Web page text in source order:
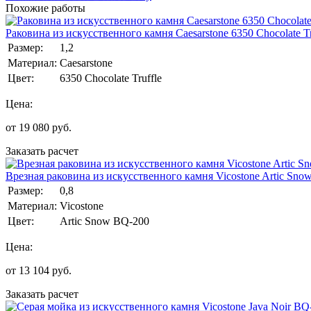
Похожие работы
Раковина из искусственного камня Caesarstone 6350 Chocolate
Размер:
1,2
Материал: Caesarstone
Цвет:
6350 Chocolate Truffle
Цена:
от 19 080 руб.
Заказать расчет
Врезная раковина из искусственного камня Vicostone Artic
Размер:
0,8
Материал: Vicostone
Цвет:
Artic Snow BQ-200
Цена:
от 13 104 руб.
Заказать расчет